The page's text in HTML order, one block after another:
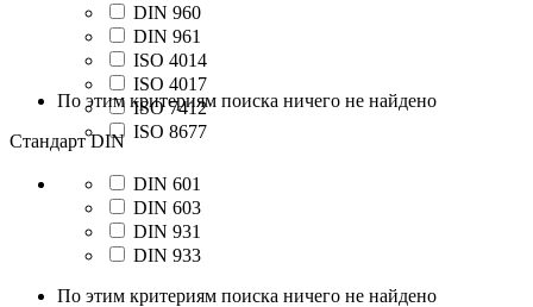
DIN 960
DIN 961
ISO 4014
ISO 4017
ISO 7412
ISO 8677
По этим критериям поиска ничего не найдено
Стандарт DIN
DIN 601
DIN 603
DIN 931
DIN 933
По этим критериям поиска ничего не найдено